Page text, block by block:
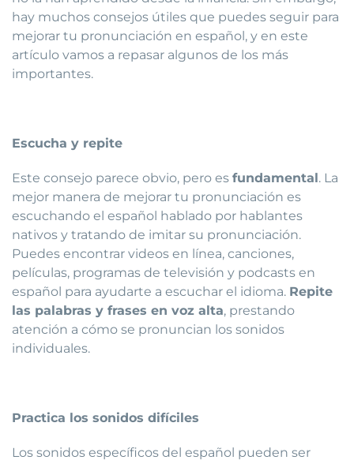
hay muchos consejos útiles que puedes seguir para
mejorar tu pronunciación en español, y en este
artículo vamos a repasar algunos de los más
importantes.
Escucha y repite
Este consejo parece obvio, pero es fundamental . La
mejor manera de mejorar tu pronunciación es
escuchando el español hablado por hablantes
nativos y tratando de imitar su pronunciación.
Puedes encontrar videos en línea, canciones,
películas, programas de televisión y podcasts en
español para ayudarte a escuchar el idioma. Repite
las palabras y frases en voz alta, prestando
atención a cómo se pronuncian los sonidos
individuales.
Practica los sonidos difíciles
Los sonidos específicos del español pueden ser